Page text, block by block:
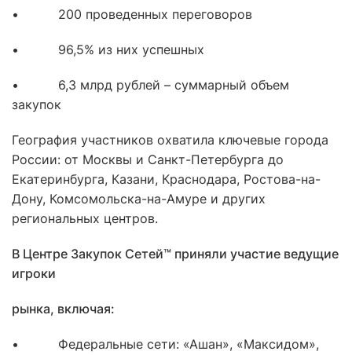
• 200 проведенных переговоров
• 96,5% из них успешных
• 6,3 млрд рублей – суммарный объем
закупок
География участников охватила ключевые города
России: от Москвы и Санкт-Петербурга до
Екатеринбурга, Казани, Краснодара, Ростова-на-
Дону, Комсомольска-на-Амуре и других
региональных центров.
В Центре Закупок Сетей™ приняли участие ведущие
игроки
рынка, включая:
• Федеральные сети: «Ашан», «Максидом»,